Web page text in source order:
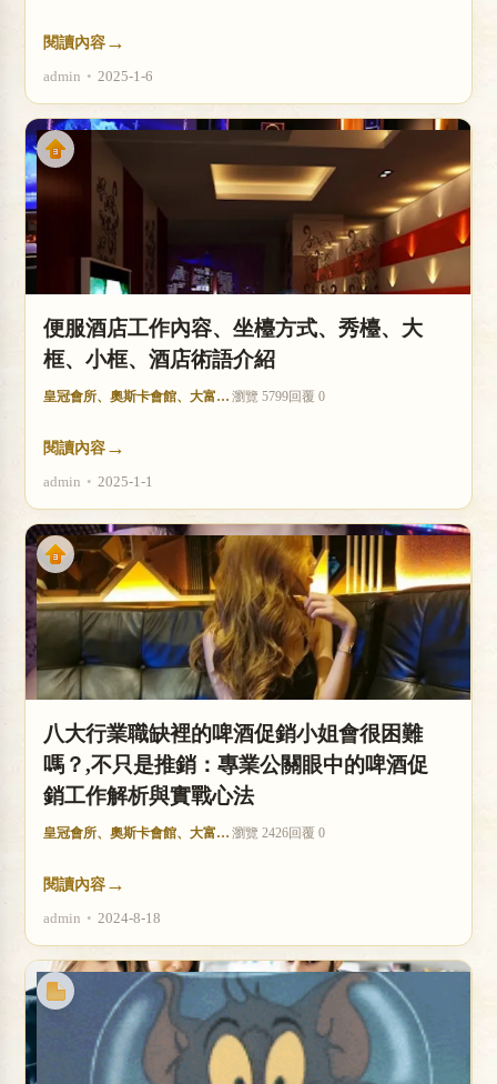
閱讀內容 →
admin • 2025-1-6
便服酒店工作內容、坐檯方式、秀檯、大
框、小框、酒店術語介紹
皇冠會所、奧斯卡會館、大富豪酒店 瀏覽 5799回覆 0
閱讀內容 →
admin • 2025-1-1
八大行業職缺裡的啤酒促銷小姐會很困難
嗎？,不只是推銷：專業公關眼中的啤酒促
銷工作解析與實戰心法
皇冠會所、奧斯卡會館、大富豪酒店 瀏覽 2426回覆 0
閱讀內容 →
admin • 2024-8-18